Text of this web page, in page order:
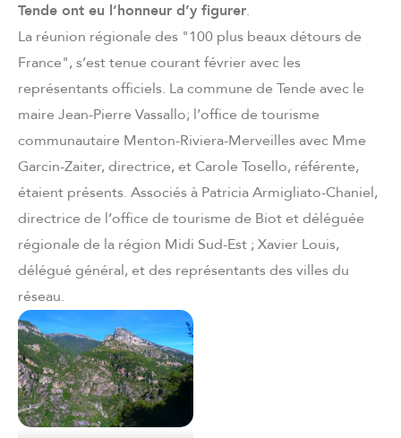
Tende ont eu l’honneur d’y figurer.
La réunion régionale des "100 plus beaux détours de
France", s’est tenue courant février avec les
représentants officiels. La commune de Tende avec le
maire Jean-Pierre Vassallo; l’office de tourisme
communautaire Menton-Riviera-Merveilles avec Mme
Garcin-Zaiter, directrice, et Carole Tosello, référente,
étaient présents. Associés à Patricia Armigliato-Chaniel,
directrice de l’office de tourisme de Biot et déléguée
régionale de la région Midi Sud-Est ; Xavier Louis,
délégué général, et des représentants des villes du
réseau.